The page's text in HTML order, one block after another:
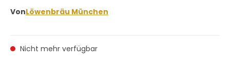
VonLöwenbräu München
Nicht mehr verfügbar